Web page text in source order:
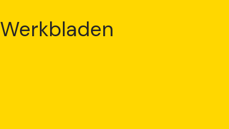
Werkbladen